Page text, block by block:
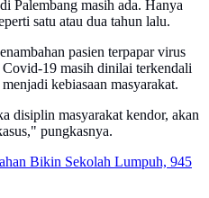
Palembang masih ada. Hanya
satu atau dua tahun lalu.
pasien terpapar virus
19 masih dinilai terkendali
kebiasaan masyarakat.
disiplin masyarakat kendor, akan
pungkasnya.
Bikin Sekolah Lumpuh, 945